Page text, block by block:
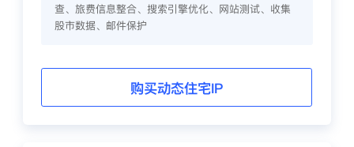
查、旅费信息整合、搜索引擎优化、网站测试、收集
股市数据、邮件保护
购买动态住宅IP